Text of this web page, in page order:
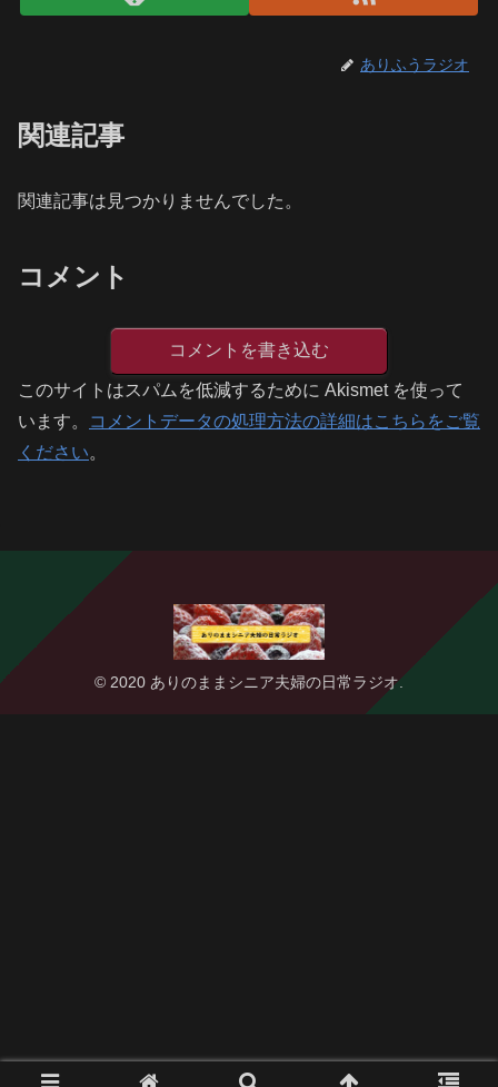
ありふうラジオ
関連記事
関連記事は見つかりませんでした。
コメント
コメントを書き込む
このサイトはスパムを低減するために Akismet を使って
います。
コメントデータの処理方法の詳細はこちらをご覧
ください。
© 2020 ありのままシニア夫婦の日常ラジオ.